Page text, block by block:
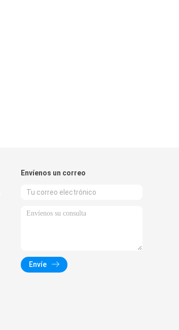
Envíenos un correo
Envíe